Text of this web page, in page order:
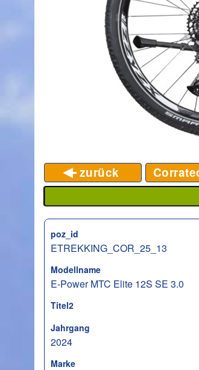
zurück
poz_id
ETREKKING_COR_25_13
Modellname
E-Power MTC Elite 12S SE 3.0
Titel2
Jahrgang
2024
Marke